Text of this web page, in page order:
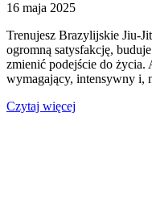
16 maja 2025
Trenujesz Brazylijskie Jiu-
ogromną satysfakcję,
zmienić podejście do życia.
wymagający, intensywny i,
Czytaj więcej